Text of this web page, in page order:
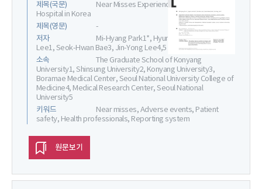
제목(국문)
Near Misses Experienced at a University
Hospital in Korea
제목(영문)
-
저자
Mi-Hyang Park1*, Hyun-Joo Kim2*, Bo-Woo
Lee1, Seok-Hwan Bae3, Jin-Yong Lee4,5
소속
The Graduate School of Konyang
University1, Shinsung University2, Konyang University3,
Boramae Medical Center, Seoul National University College of
Medicine4, Medical Research Center, Seoul National
University5
키워드
Near misses, Adverse events, Patient
safety, Health professionals, Reporting system
원문보기